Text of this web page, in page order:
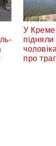
У
підняли
про